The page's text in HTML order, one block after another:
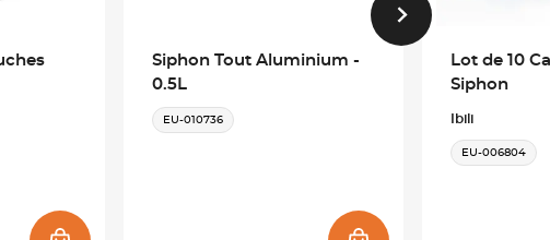
Siphon Tout Aluminium -
0.5L
EU-010736
Lot de 10
Siphon
Ibili
EU-006804